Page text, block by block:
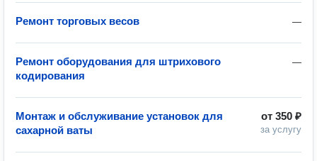
—
Ремонт торговых весов
—
Ремонт оборудования для штрихового
кодирования
от 350 ₽
за услугу
Монтаж и обслуживание установок для
сахарной ваты